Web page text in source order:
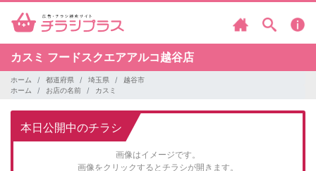
カスミ フードスクエアアルコ越谷店
ホーム 都道府県 埼玉県
越谷市
ホーム
お店の名前 カスミ
本日公開中のチラシ
画像はイメージです。
画像をクリックするとチラシが開きます。